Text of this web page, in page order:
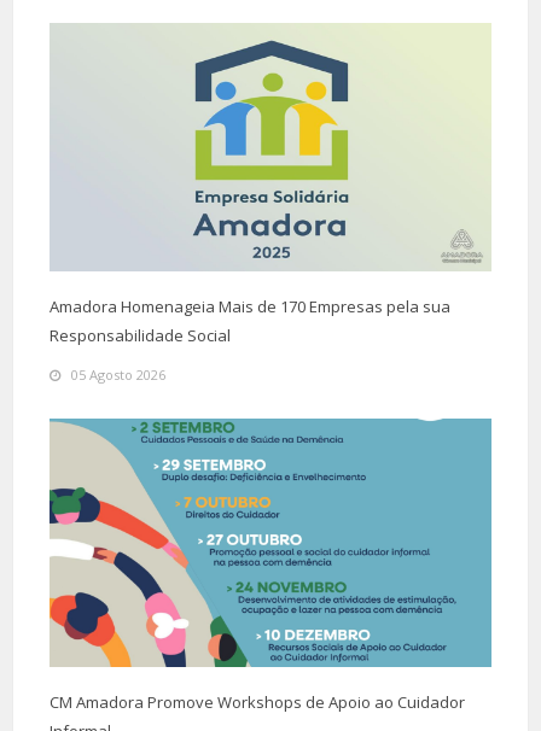
Amadora Homenageia Mais de 170 Empresas pela sua
Responsabilidade Social
05 Agosto 2026
CM Amadora Promove Workshops de Apoio ao Cuidador